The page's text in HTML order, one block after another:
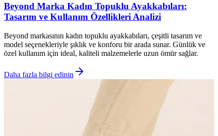
Beyond Marka Kadın Topuklu Ayakkabıları:
Tasarım ve Kullanım Özellikleri Analizi
Beyond markasının kadın topuklu ayakkabıları, çeşitli tasarım ve
model seçenekleriyle şıklık ve konforu bir arada sunar. Günlük ve
özel kullanım için ideal, kaliteli malzemelerle uzun ömür sağlar.
Daha fazla bilgi edinin